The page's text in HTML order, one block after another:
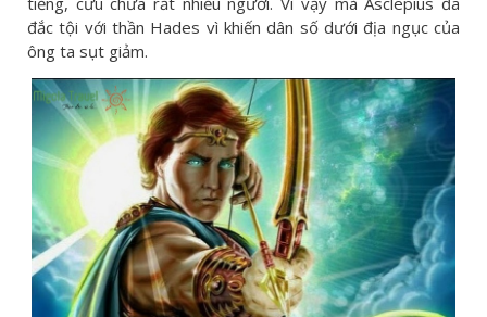
đắc tội với thần Hades vì khiến dân số dưới địa ngục của
ông ta sụt giảm.